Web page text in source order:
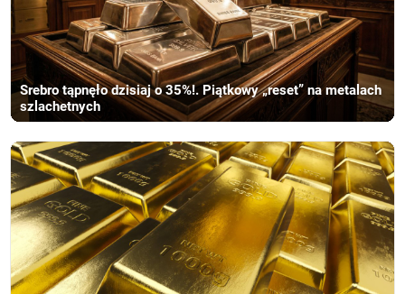
Srebro tąpnęło dzisiaj o 35%!. Piątkowy „reset” na metalach
szlachetnych